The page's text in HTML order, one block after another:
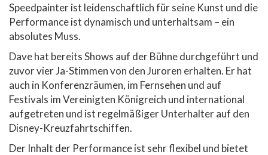
Speedpainter ist leidenschaftlich für seine Kunst und die
Performance ist dynamisch und unterhaltsam – ein
absolutes Muss.
Dave hat bereits Shows auf der Bühne durchgeführt und
zuvor vier Ja-Stimmen von den Juroren erhalten. Er hat
auch in Konferenzräumen, im Fernsehen und auf
Festivals im Vereinigten Königreich und international
aufgetreten und ist regelmäßiger Unterhalter auf den
Disney-Kreuzfahrtschiffen.
Der Inhalt der Performance ist sehr flexibel und bietet